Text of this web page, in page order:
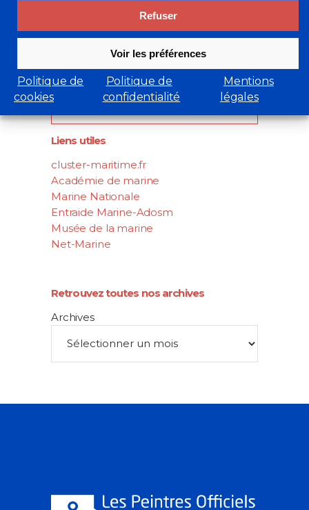
Refuser
Voir les préférences
Politique de
cookies
Politique de
confidentialité
Mentions
légales
Rechercher
Search
for:
Liens utiles
cluster-maritime.fr
Académie de marine
Marine Nationale
Entraide Marine-Adosm
Musée de la marine
Net-Marine
Retrouvez toutes nos archives
Archives